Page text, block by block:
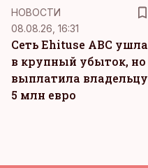
НОВОСТИ
08.08.26, 16:31
Сеть Ehituse ABC ушла
в крупный убыток, но
выплатила владельцу
5 млн евро